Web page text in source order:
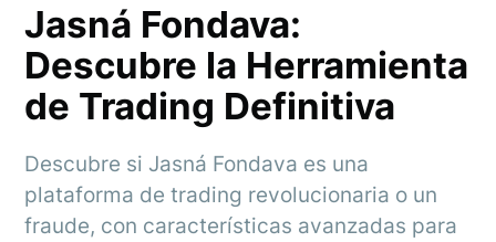
Jasná Fondava:
Descubre la Herramienta
de Trading Definitiva
Descubre si Jasná Fondava es una
plataforma de trading revolucionaria o un
fraude, con características avanzadas para